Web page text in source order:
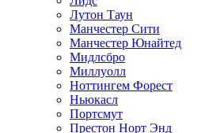
Лутон Таун
Манчестер Сити
Манчестер Юнайтед
Мидлсбро
Миллуолл
Ноттингем Форест
Ньюкасл
Портсмут
Престон Норт Энд